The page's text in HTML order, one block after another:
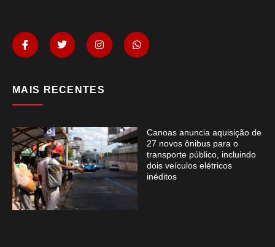
MAIS RECENTES
Canoas anuncia aquisição de
27 novos ônibus para o
transporte público, incluindo
dois veículos elétricos
inéditos